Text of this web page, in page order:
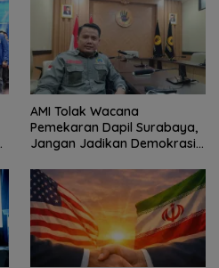
AMI Tolak Wacana
Pemekaran Dapil Surabaya,
Jangan Jadikan Demokrasi
Politik